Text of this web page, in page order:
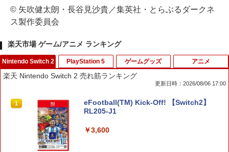
© 矢吹健太朗・長谷見沙貴／集英社・とらぶるダークネ
ス製作委員会
楽天市場 ゲーム/アニメ ランキング
Nintendo Switch 2
楽天 Nintendo Switch 2 売れ筋ランキング
更新日時：2026/08/06 17:00
1
eFootball(TM) Kick-Off! 【Switch2】
RL205-J1
￥3,600
PlayStation 5 ゲームグッズ アニメ